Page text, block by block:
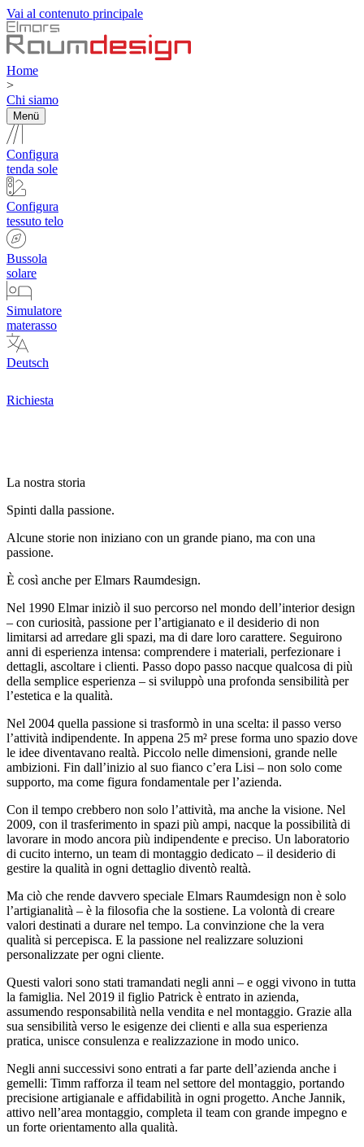
Vai al contenuto principale
Home
>
Chi siamo
Menü
Configura
tenda sole
Configura
tessuto telo
Bussola
solare
Simulatore
materasso
Deutsch
Richiesta
La nostra storia
Spinti dalla passione.
Alcune storie non iniziano con un grande piano, ma con una
passione.
È così anche per Elmars Raumdesign.
Nel 1990 Elmar iniziò il suo percorso nel mondo dell’interior design
– con curiosità, passione per l’artigianato e il desiderio di non
limitarsi ad arredare gli spazi, ma di dare loro carattere. Seguirono
anni di esperienza intensa: comprendere i materiali, perfezionare i
dettagli, ascoltare i clienti. Passo dopo passo nacque qualcosa di più
della semplice esperienza – si sviluppò una profonda sensibilità per
l’estetica e la qualità.
Nel 2004 quella passione si trasformò in una scelta: il passo verso
l’attività indipendente. In appena 25 m² prese forma uno spazio dove
le idee diventavano realtà. Piccolo nelle dimensioni, grande nelle
ambizioni. Fin dall’inizio al suo fianco c’era Lisi – non solo come
supporto, ma come figura fondamentale per l’azienda.
Con il tempo crebbero non solo l’attività, ma anche la visione. Nel
2009, con il trasferimento in spazi più ampi, nacque la possibilità di
lavorare in modo ancora più indipendente e preciso. Un laboratorio
di cucito interno, un team di montaggio dedicato – il desiderio di
gestire la qualità in ogni dettaglio diventò realtà.
Ma ciò che rende davvero speciale Elmars Raumdesign non è solo
l’artigianalità – è la filosofia che la sostiene. La volontà di creare
valori destinati a durare nel tempo. La convinzione che la vera
qualità si percepisca. E la passione nel realizzare soluzioni
personalizzate per ogni cliente.
Questi valori sono stati tramandati negli anni – e oggi vivono in tutta
la famiglia. Nel 2019 il figlio Patrick è entrato in azienda,
assumendo responsabilità nella vendita e nel montaggio. Grazie alla
sua sensibilità verso le esigenze dei clienti e alla sua esperienza
pratica, unisce consulenza e realizzazione in modo unico.
Negli anni successivi sono entrati a far parte dell’azienda anche i
gemelli: Timm rafforza il team nel settore del montaggio, portando
precisione artigianale e affidabilità in ogni progetto. Anche Jannik,
attivo nell’area montaggio, completa il team con grande impegno e
un forte orientamento alla qualità.